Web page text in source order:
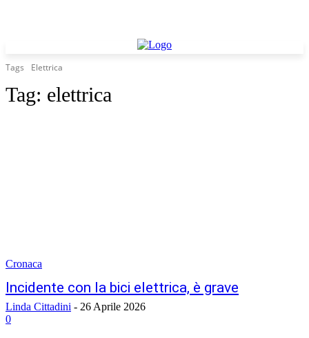
Tags Elettrica
Tag: elettrica
Cronaca
Incidente con la bici elettrica, è grave
Linda Cittadini - 26 Aprile 2026
0